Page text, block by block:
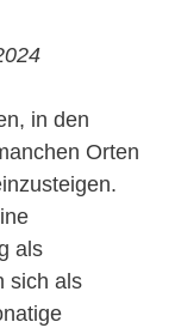
in den
Orten
als
sich als